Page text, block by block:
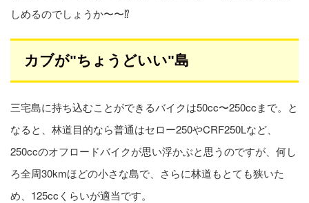
しめるのでしょうか〜〜⁉︎
カブが"ちょうどいい"島
三宅島に持ち込むことができるバイクは50cc〜250ccまで。と
なると、林道目的なら普通はセロー250やCRF250Lなど、
250ccのオフロードバイクが思い浮かぶと思うのですが、何し
ろ全周30kmほどの小さな島で、さらに林道もとても狭いた
め、125ccくらいが適当です。